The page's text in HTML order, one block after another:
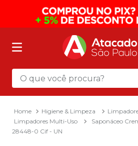
O que você procura?
Higiene & Limpeza
Limpadores Multi-Uso
Saponáceo
28448-0 Cif - UN
Termos mais buscados
mochila
2º sacola